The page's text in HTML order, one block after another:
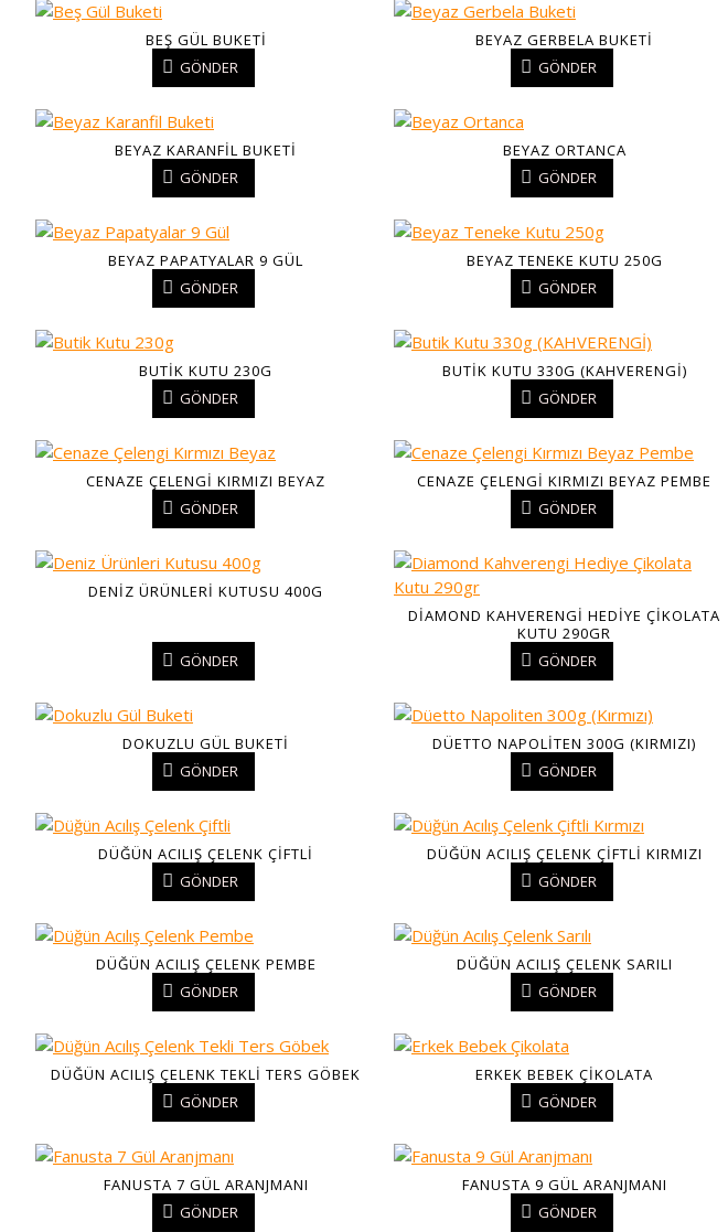
BEŞ GÜL BUKETI
GÖNDER
BEYAZ GERBELA BUKETI
GÖNDER
BEYAZ KARANFIL BUKETI
GÖNDER
BEYAZ ORTANCA
GÖNDER
BEYAZ PAPATYALAR 9 GÜL
GÖNDER
BEYAZ TENEKE KUTU 250G
GÖNDER
BUTIK KUTU 230G
GÖNDER
BUTIK KUTU 330G (KAHVERENGİ)
GÖNDER
CENAZE ÇELENGI KIRMIZI BEYAZ
GÖNDER
CENAZE ÇELENGI KIRMIZI BEYAZ PEMBE
GÖNDER
DENIZ ÜRÜNLERI KUTUSU 400G
GÖNDER
DIAMOND KAHVERENGI HEDIYE ÇIKOLATA
KUTU 290GR
GÖNDER
DOKUZLU GÜL BUKETI
GÖNDER
DÜETTO NAPOLITEN 300G (KIRMIZI)
GÖNDER
DÜĞÜN ACILIŞ ÇELENK ÇIFTLI
GÖNDER
DÜĞÜN ACILIŞ ÇELENK ÇIFTLI KIRMIZI
GÖNDER
DÜĞÜN ACILIŞ ÇELENK PEMBE
GÖNDER
DÜĞÜN ACILIŞ ÇELENK SARILI
GÖNDER
DÜĞÜN ACILIŞ ÇELENK TEKLI TERS GÖBEK
GÖNDER
ERKEK BEBEK ÇIKOLATA
GÖNDER
FANUSTA 7 GÜL ARANJMANI
GÖNDER
FANUSTA 9 GÜL ARANJMANI
GÖNDER